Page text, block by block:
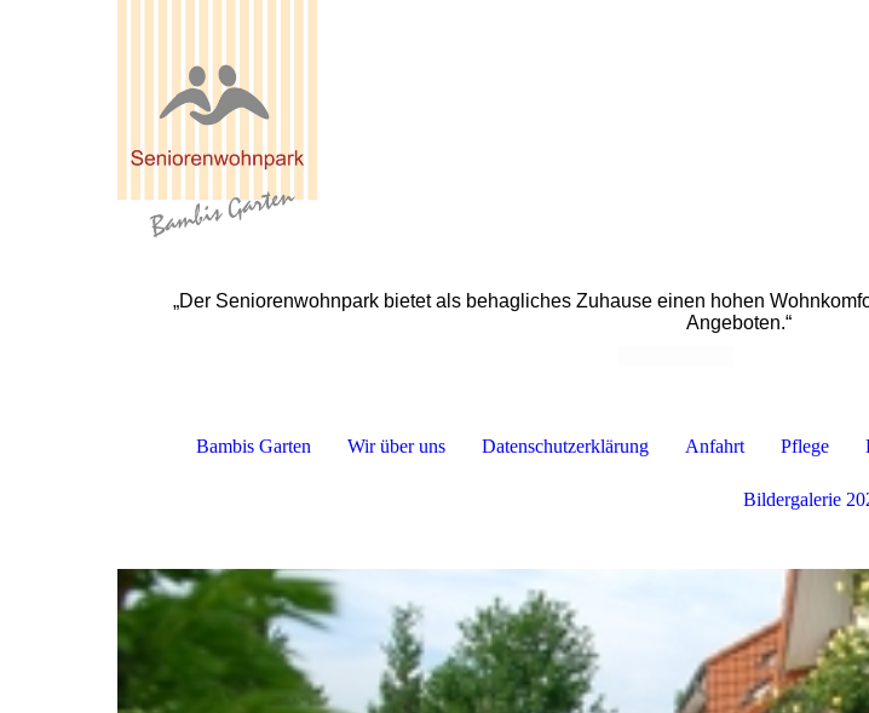
„Der Seniorenwohnpark bietet als behagliches Zuhause einen hohen
Angeboten.“
Bambis Garten Wir über uns Datenschutzerklärung Anfahrt Pflege
Bildergalerie